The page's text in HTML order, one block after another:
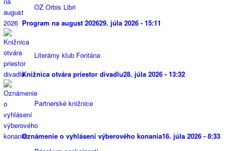
OZ Orbis Libri
Literárny klub Fontána
Partnerské knižnice
Program na august 202629. júla 2026 - 15:11
Knižnica otvára priestor divadlu28. júla 2026 - 13:32
Oznámenie o vyhlásení výberového konania16. júla 2026 - 8:33